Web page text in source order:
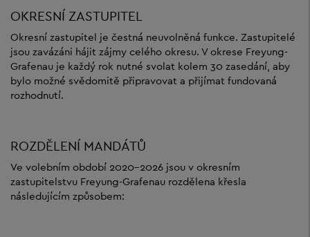
OKRESNÍ ZASTUPITEL
Okresní zastupitel je čestná neuvolněná funkce. Zastupitelé
jsou zavázáni hájit zájmy celého okresu. V okrese Freyung-
Grafenau je každý rok nutné svolat kolem 30 zasedání, aby
bylo možné svědomitě připravovat a přijímat fundovaná
rozhodnutí.
ROZDĚLENÍ MANDÁTŮ
Ve volebním období 2020-2026 jsou v okresním
zastupitelstvu Freyung-Grafenau rozdělena křesla
následujícím způsobem: